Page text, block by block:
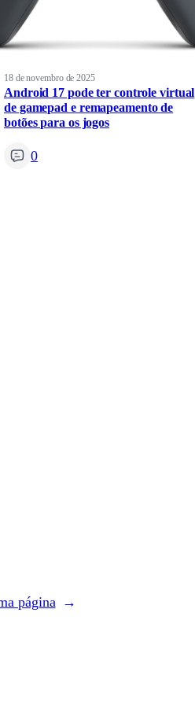
18 de novembro de 2025
Android 17 pode ter controle virtual
de gamepad e remapeamento de
botões para os jogos
0
página →